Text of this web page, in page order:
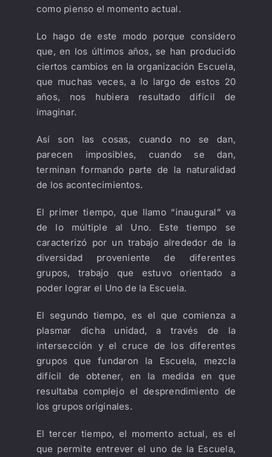
como pienso el momento actual.
Lo hago de este modo porque considero
que, en los últimos años, se han producido
ciertos cambios en la organización Escuela,
que muchas veces, a lo largo de estos 20
años, nos hubiera resultado difícil de
imaginar.
Así son las cosas, cuando no se dan,
parecen imposibles, cuando se dan,
terminan formando parte de la naturalidad
de los acontecimientos.
El primer tiempo, que llamo “inaugural” va
de lo múltiple al Uno. Este tiempo se
caracterizó por un trabajo alrededor de la
diversidad proveniente de diferentes
grupos, trabajo que estuvo orientado a
poder lograr el Uno de la Escuela.
El segundo tiempo, es el que comienza a
plasmar dicha unidad, a través de la
intersección y el cruce de los diferentes
grupos que fundaron la Escuela, mezcla
difícil de obtener, en la medida en que
resultaba complejo el desprendimiento de
los grupos originales.
El tercer tiempo, el momento actual, es el
que permite entrever el uno de la Escuela,